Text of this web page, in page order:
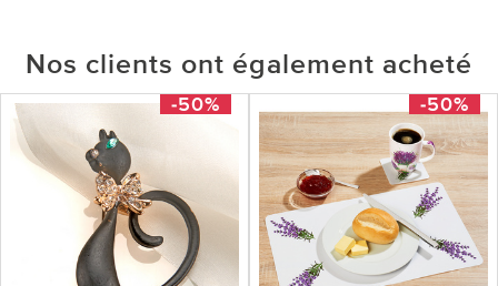
Nos clients ont également acheté
-50% -50%